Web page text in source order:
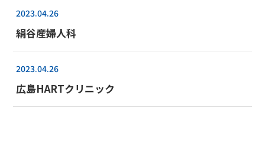
2023.04.26
絹谷産婦人科
2023.04.26
広島HARTクリニック